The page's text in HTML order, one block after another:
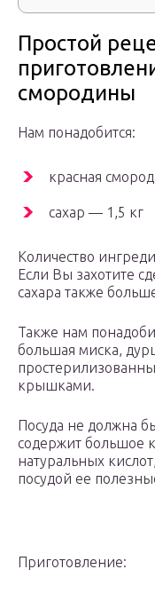
Простой
смородины
Нам понадобится:
красная
сахар — 1,5 кг
Количество
Если Вы захотите
сахара также
Также нам
большая миска,
крышками.
Посуда не должна
содержит большое
натуральных
посудой ее
Приготовление: